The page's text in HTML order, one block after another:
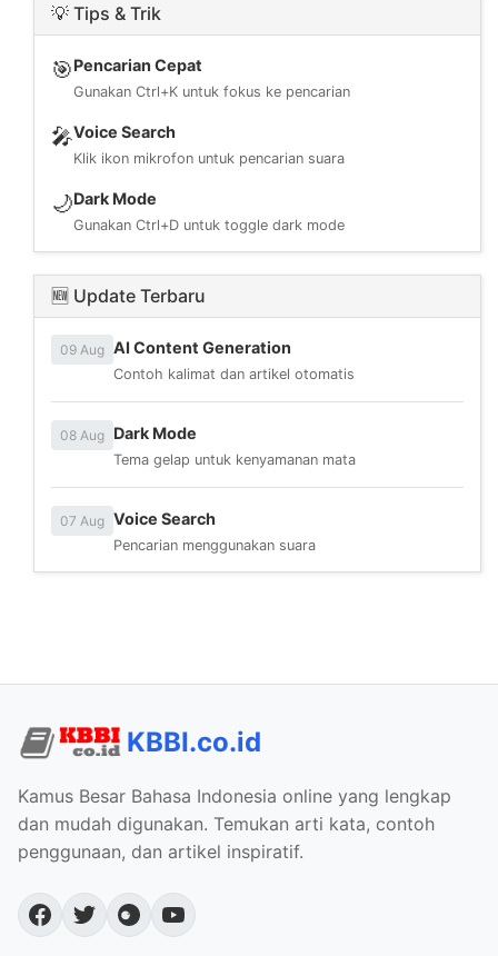
💡 Tips & Trik
🎯Pencarian Cepat
Gunakan Ctrl+K untuk fokus ke pencarian
🎤Voice Search
Klik ikon mikrofon untuk pencarian suara
🌙Dark Mode
Gunakan Ctrl+D untuk toggle dark mode
🆕 Update Terbaru
09 Aug AI Content Generation
Contoh kalimat dan artikel otomatis
08 Aug Dark Mode
Tema gelap untuk kenyamanan mata
07 Aug Voice Search
Pencarian menggunakan suara
KBBI.co.id
Kamus Besar Bahasa Indonesia online yang lengkap
dan mudah digunakan. Temukan arti kata, contoh
penggunaan, dan artikel inspiratif.